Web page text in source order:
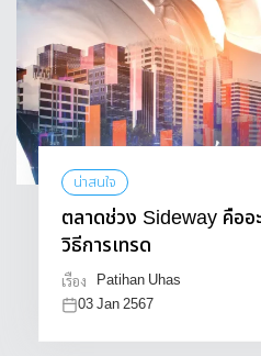
น่าสนใจ
ตลาดช่วง Sideway คืออ
วิธีการเทรด
เรื่อง
Patihan Uhas
03 Jan 2567